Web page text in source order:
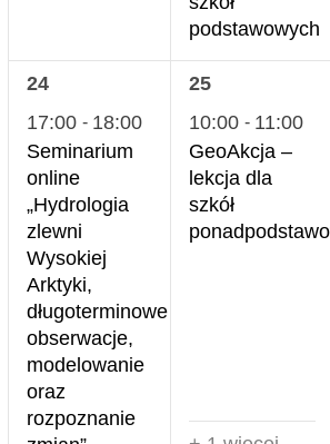
podstawowych
1
24
17:00 - 18:00
Seminarium
online
„Hydrologia
zlewni
Wysokiej
Arktyki,
długoterminowe
obserwacje,
modelowanie
oraz
rozpoznanie
2
25
10:00- 11:00
GeoAkcja –
lekcja dla
szkół